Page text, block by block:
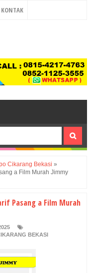
KONTAK
Cikarang Bekasi »
a Film Murah Jimmy
Pasang a Film Murah
BEKASI